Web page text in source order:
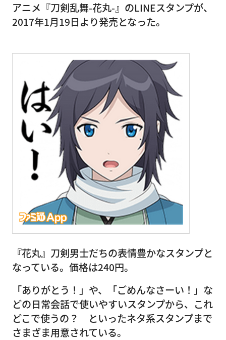
アニメ『刀剣乱舞-花丸-』のLINEスタンプが、
2017年1月19日より発売となった。
『花丸』刀剣男士だちの表情豊かなスタンプと
なっている。価格は240円。
「ありがとう！」や、「ごめんなさーい！」な
どの日常会話で使いやすいスタンプから、これ
どこで使うの？ といったネタ系スタンプまで
さまざま用意されている。